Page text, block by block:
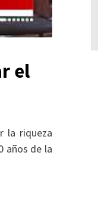
el
la riqueza
años de la